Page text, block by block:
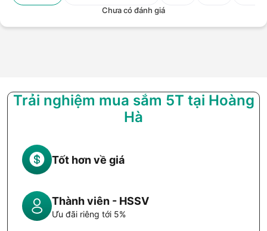
Chưa có đánh giá
Trải nghiệm mua sắm 5T tại Hoàng
Hà
Tốt hơn về giá
Thành viên - HSSV
Ưu đãi riêng tới 5%